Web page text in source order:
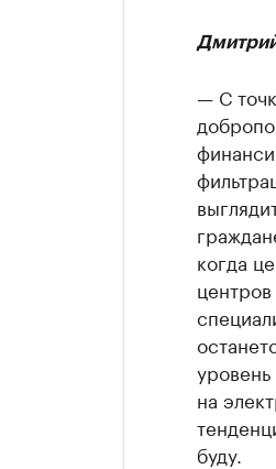
— С
когда
на
буду.